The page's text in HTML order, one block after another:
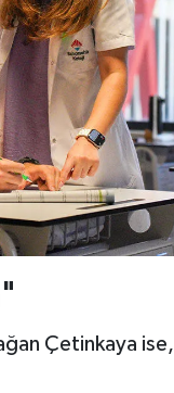
Çetinkaya ise,